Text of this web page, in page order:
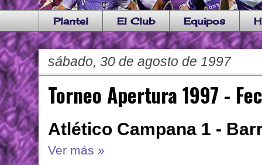
Plantel El Club Equipos
sábado, 30 de agosto de 1997
Torneo Apertura 1997 -
Atlético Campana 1 -
Ver más »